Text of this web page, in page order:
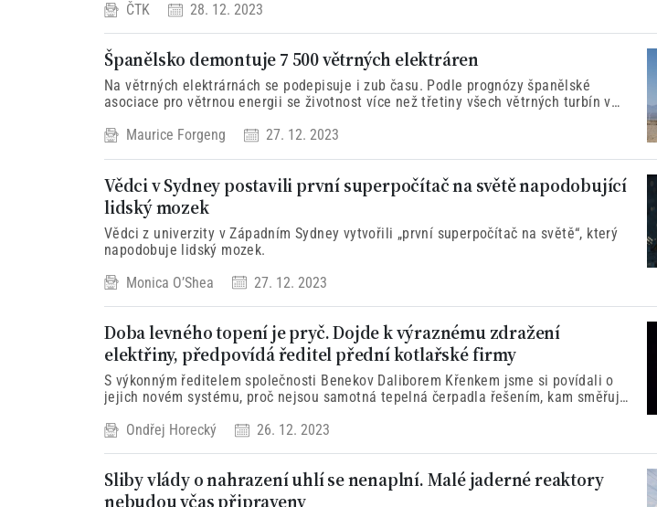
ČTK 28. 12. 2023
Španělsko demontuje 7 500 větrných elektráren
Na větrných elektrárnách se podepisuje i zub času. Podle prognózy španělské
asociace pro větrnou energii se životnost více než třetiny všech větrných turbín v
Maurice Forgeng 27. 12. 2023
Vědci v Sydney postavili první superpočítač na světě napodobující
lidský mozek
Vědci z univerzity v Západním Sydney vytvořili „první superpočítač na světě“, který
napodobuje lidský mozek.
Monica O’Shea 27. 12. 2023
Doba levného topení je pryč. Dojde k výraznému zdražení
elektřiny, předpovídá ředitel přední kotlařské firmy
S výkonným ředitelem společnosti Benekov Daliborem Křenkem jsme si povídali o
jejich novém systému, proč nejsou samotná tepelná čerpadla řešením, kam směřuje
Ondřej Horecký 26. 12. 2023
Sliby vlády o nahrazení uhlí se nenaplní. Malé jaderné reaktory
nebudou včas připraveny